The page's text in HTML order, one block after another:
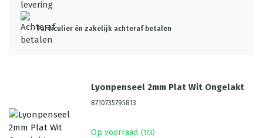
Particulier én zakelijk achteraf betalen
Lyonpenseel 2mm Plat Wit Ongelakt
8710735795813
Op voorraad (173)